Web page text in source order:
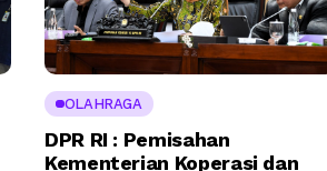
OLAHRAGA
DPR RI : Pemisahan
Kementerian Koperasi dan